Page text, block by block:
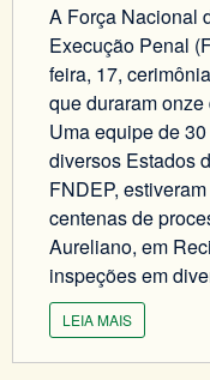
A Força Nacional
Execução Penal
feira, 17,
que duraram
Uma equipe de
diversos Estados
FNDEP,
centenas de
Aureliano, em
inspeções em
LEIA MAIS